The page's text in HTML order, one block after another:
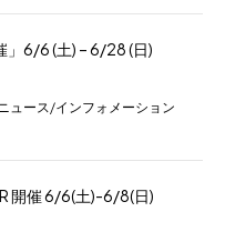
」6/6 (土) – 6/28 (日)
ュース/インフォメーション
開催 6/6(土)-6/8(日)